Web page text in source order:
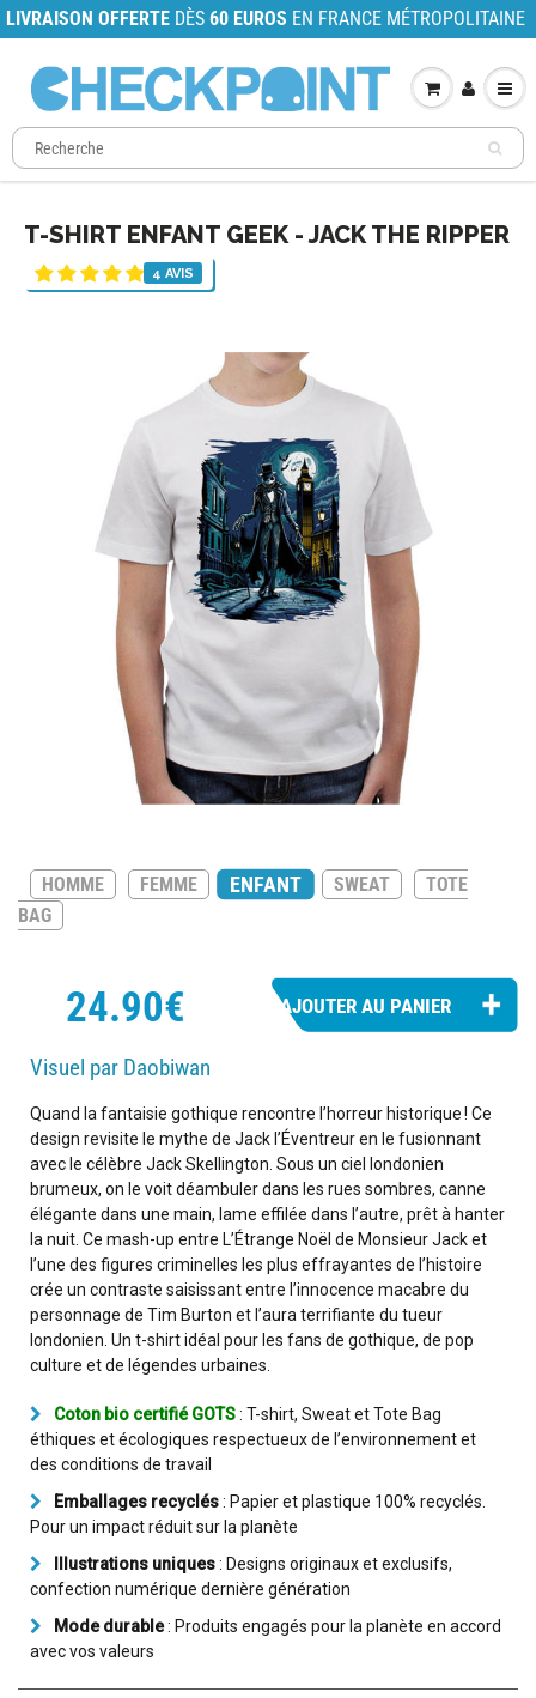
LIVRAISON OFFERTE DÈS 60 EUROS EN FRANCE MÉTROPOLITAINE
T-SHIRT ENFANT GEEK - JACK THE RIPPER
4 AVIS
HOMME FEMME ENFANT SWEAT
TOTE
BAG
24.90€
Visuel par Daobiwan
Quand la fantaisie gothique rencontre l’horreur historique ! Ce
design revisite le mythe de Jack l’Éventreur en le fusionnant
avec le célèbre Jack Skellington. Sous un ciel londonien
brumeux, on le voit déambuler dans les rues sombres, canne
élégante dans une main, lame effilée dans l’autre, prêt à hanter
la nuit. Ce mash-up entre L’Étrange Noël de Monsieur Jack et
l’une des figures criminelles les plus effrayantes de l’histoire
crée un contraste saisissant entre l’innocence macabre du
personnage de Tim Burton et l’aura terrifiante du tueur
londonien. Un t-shirt idéal pour les fans de gothique, de pop
culture et de légendes urbaines.
Coton bio certifié GOTS: T-shirt, Sweat et Tote Bag
éthiques et écologiques respectueux de l’environnement et
des conditions de travail
Emballages recyclés: Papier et plastique 100% recyclés.
Pour un impact réduit sur la planète
Illustrations uniques: Designs originaux et exclusifs,
confection numérique dernière génération
Mode durable: Produits engagés pour la planète en accord
avec vos valeurs